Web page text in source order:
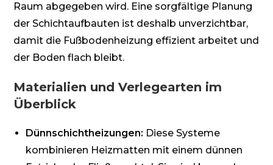
Raum abgegeben wird. Eine sorgfältige Planung
der Schichtaufbauten ist deshalb unverzichtbar,
damit die Fußbodenheizung effizient arbeitet und
der Boden flach bleibt.
Materialien und Verlegearten im
Überblick
Dünnschichtheizungen: Diese Systeme
kombinieren Heizmatten mit einem dünnen